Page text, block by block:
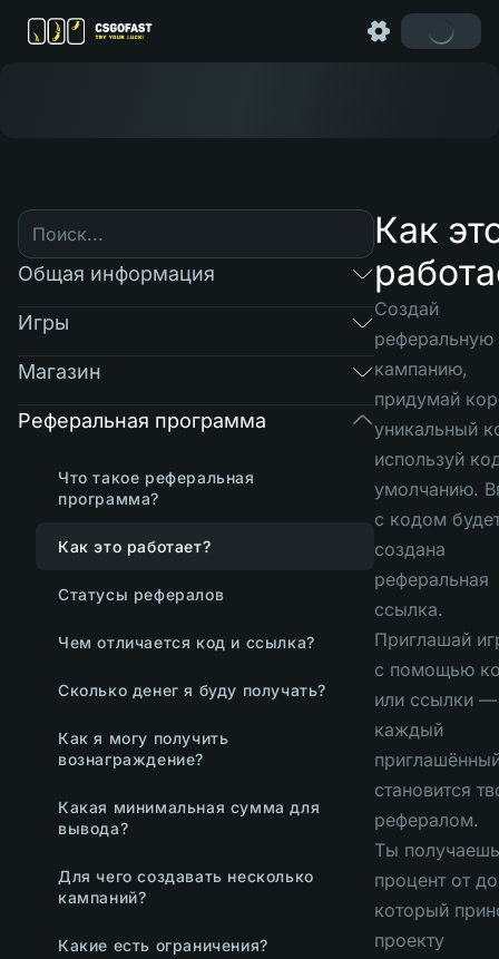
Общая информация
Игры
Магазин
Реферальная программа
Что такое реферальная
программа?
Как это работает?
Статусы рефералов
Чем отличается код и ссылка?
Сколько денег я буду получать?
Как я могу получить
вознаграждение?
Какая минимальная сумма для
вывода?
Для чего создавать несколько
кампаний?
Какие есть ограничения?
Как
Создай
реферальную
кампанию,
придумай
уникальный
используй
умолчанию.
с кодом
создана
реферальная
ссылка.
Приглашай
с помощью
или ссылки —
каждый
становится
рефералом.
Ты получаешь
процент от
который
проекту